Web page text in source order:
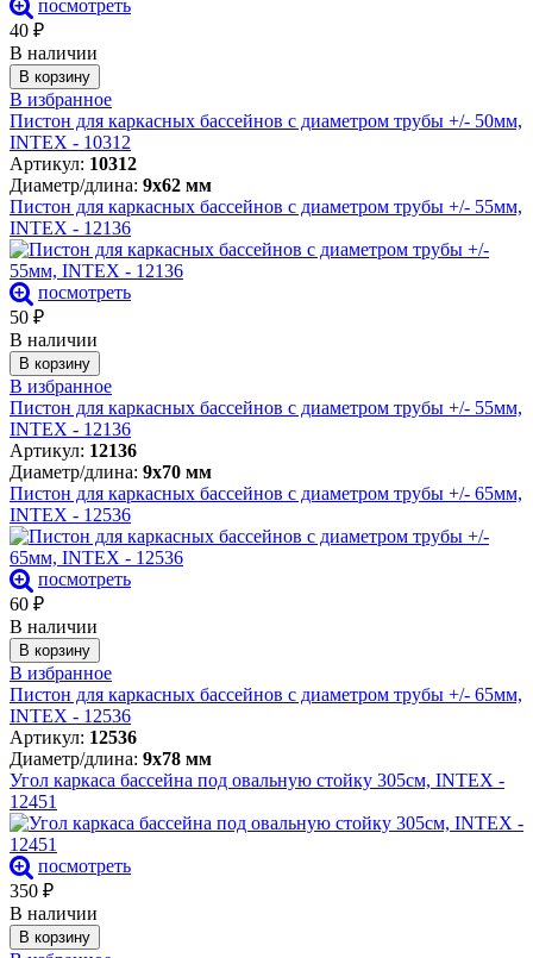
посмотреть
40 ₽
В наличии
В корзину
В избранное
Пистон для каркасных бассейнов с диаметром трубы +/- 50мм,
INTEX - 10312
Артикул: 10312
Диаметр/длина: 9х62 мм
Пистон для каркасных бассейнов с диаметром трубы +/- 55мм,
INTEX - 12136
посмотреть
50 ₽
В наличии
В корзину
В избранное
Пистон для каркасных бассейнов с диаметром трубы +/- 55мм,
INTEX - 12136
Артикул: 12136
Диаметр/длина: 9х70 мм
Пистон для каркасных бассейнов с диаметром трубы +/- 65мм,
INTEX - 12536
посмотреть
60 ₽
В наличии
В корзину
В избранное
Пистон для каркасных бассейнов с диаметром трубы +/- 65мм,
INTEX - 12536
Артикул: 12536
Диаметр/длина: 9х78 мм
Угол каркаса бассейна под овальную стойку 305см, INTEX -
12451
посмотреть
350 ₽
В наличии
В корзину